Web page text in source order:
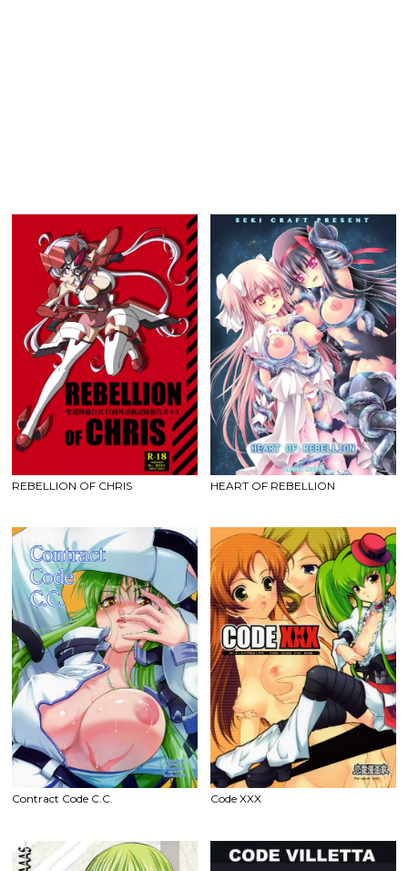
REBELLION OF CHRIS HEART OF REBELLION
Contract Code C.C. Code XXX